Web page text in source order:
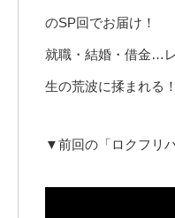
のSP回でお届け！
就職・結婚・借金…
生の荒波に揉まれる
▼前回の「ロクフリ